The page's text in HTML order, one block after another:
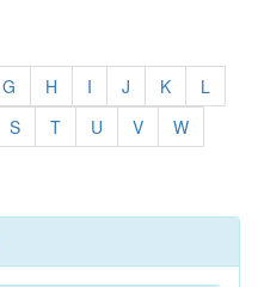
G H I J K
L
S T U V
W